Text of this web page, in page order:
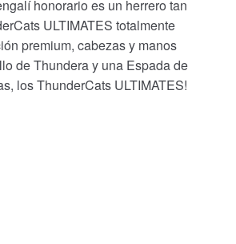
honorario es un herrero tan
ULTIMATES totalmente
premium, cabezas y manos
de Thundera y una Espada de
los ThunderCats ULTIMATES!